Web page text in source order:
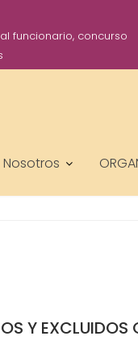
funcionario, concurso
Nosotros
Y EXCLUIDOS